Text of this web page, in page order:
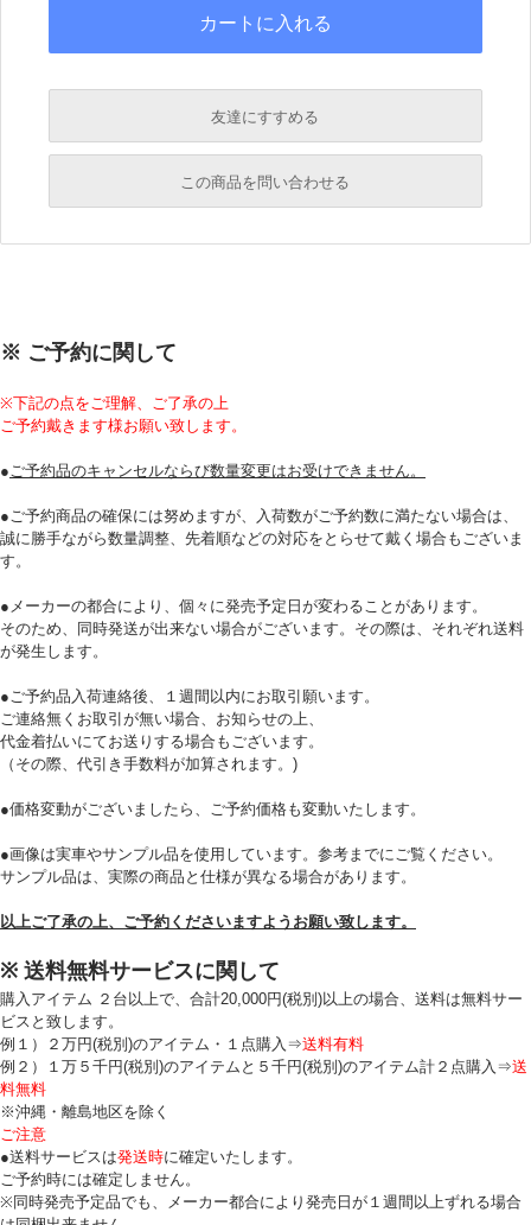
友達にすすめる
必須
この商品を問い合わせる
プライバシーポリシーを確認しました。
※ ご予約に関して
※下記の点をご理解、ご了承の上
ご予約戴きます様お願い致します。
●ご予約品のキャンセルならび数量変更はお受けできません。
●ご予約商品の確保には努めますが、入荷数がご予約数に満たない場合は、
誠に勝手ながら数量調整、先着順などの対応をとらせて戴く場合もございま
す。
●メーカーの都合により、個々に発売予定日が変わることがあります。
そのため、同時発送が出来ない場合がございます。その際は、それぞれ送料
が発生します。
●ご予約品入荷連絡後、１週間以内にお取引願います。
ご連絡無くお取引が無い場合、お知らせの上、
代金着払いにてお送りする場合もございます。
（その際、代引き手数料が加算されます。)
●価格変動がございましたら、ご予約価格も変動いたします。
●画像は実車やサンプル品を使用しています。参考までにご覧ください。
サンプル品は、実際の商品と仕様が異なる場合があります。
以上ご了承の上、ご予約くださいますようお願い致します。
※ 送料無料サービスに関して
購入アイテム ２台以上で、合計20,000円(税別)以上の場合、送料は無料サー
ビスと致します。
例１）２万円(税別)のアイテム・１点購入⇒送料有料
例２）１万５千円(税別)のアイテムと５千円(税別)のアイテム計２点購入⇒送
料無料
※沖縄・離島地区を除く
ご注意
●送料サービスは発送時に確定いたします。
ご予約時には確定しません。
※同時発売予定品でも、メーカー都合により発売日が１週間以上ずれる場合